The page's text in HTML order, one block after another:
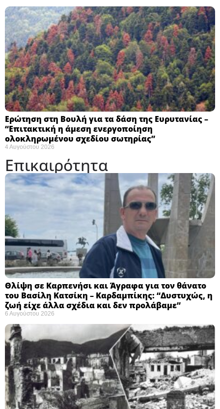
Ερώτηση στη Βουλή για τα δάση της Ευρυτανίας –
“Eπιτακτική η άμεση ενεργοποίηση
ολοκληρωμένου σχεδίου σωτηρίας”
4 Αυγούστου 2026
Επικαιρότητα
Θλίψη σε Καρπενήσι και Άγραφα για τον θάνατο
του Βασίλη Κατσίκη – Καρδαμπίκης: “Δυστυχώς, η
ζωή είχε άλλα σχέδια και δεν προλάβαμε”
6 Αυγούστου 2026